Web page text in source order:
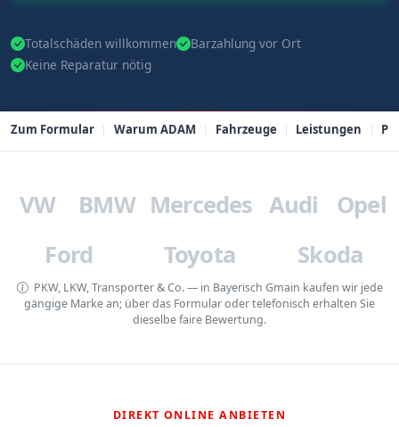
Totalschäden willkommen
Barzahlung vor Ort
Keine Reparatur nötig
Zum Formular Warum ADAM Fahrzeuge Leistungen
VW BMW Mercedes Audi
Opel
Ford
Toyota Skoda
PKW, LKW, Transporter & Co. — in Bayerisch Gmain kaufen wir jede
gängige Marke an; über das Formular oder telefonisch erhalten Sie
dieselbe faire Bewertung.
DIREKT ONLINE ANBIETEN